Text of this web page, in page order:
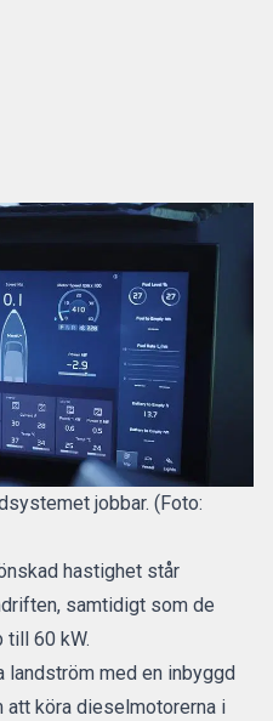
jobbar. (Foto:
hastighet står
samtidigt som de
till 60 kW.
landström med en inbyggd
att köra dieselmotorerna i